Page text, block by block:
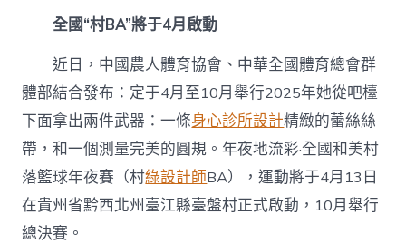
全國“村BA”將于4月啟動
近日，中國農人體育協會、中華全國體育總會群
體部結合發布：定于4月至10月舉行2025年她從吧檯
下面拿出兩件武器：一條身心診所設計精緻的蕾絲絲
帶，和一個測量完美的圓規。年夜地流彩·全國和美村
落籃球年夜賽（村綠設計師BA），運動將于4月13日
在貴州省黔西北州臺江縣臺盤村正式啟動，10月舉行
總決賽。